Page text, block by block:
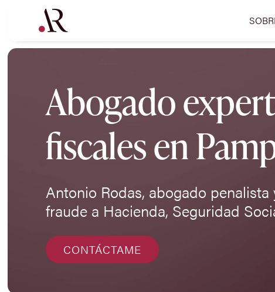
Abogado
fiscales en
Antonio Rodas, abogado
fraude a Hacienda, Seguridad
CONTÁCTAME